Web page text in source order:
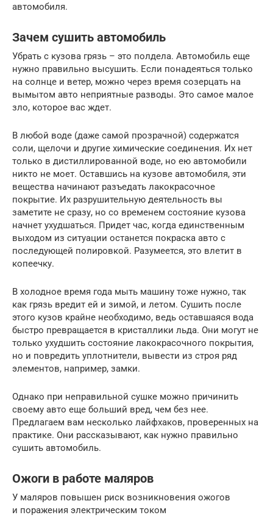
автомобиля.
Зачем сушить автомобиль
Убрать с кузова грязь – это полдела. Автомобиль еще
нужно правильно высушить. Если понадеяться только
на солнце и ветер, можно через время созерцать на
вымытом авто неприятные разводы. Это самое малое
зло, которое вас ждет.
В любой воде (даже самой прозрачной) содержатся
соли, щелочи и другие химические соединения. Их нет
только в дистиллированной воде, но ею автомобили
никто не моет. Оставшись на кузове автомобиля, эти
вещества начинают разъедать лакокрасочное
покрытие. Их разрушительную деятельность вы
заметите не сразу, но со временем состояние кузова
начнет ухудшаться. Придет час, когда единственным
выходом из ситуации останется покраска авто с
последующей полировкой. Разумеется, это влетит в
копеечку.
В холодное время года мыть машину тоже нужно, так
как грязь вредит ей и зимой, и летом. Сушить после
этого кузов крайне необходимо, ведь оставшаяся вода
быстро превращается в кристаллики льда. Они могут не
только ухудшить состояние лакокрасочного покрытия,
но и повредить уплотнители, вывести из строя ряд
элементов, например, замки.
Однако при неправильной сушке можно причинить
своему авто еще больший вред, чем без нее.
Предлагаем вам несколько лайфхаков, проверенных на
практике. Они рассказывают, как нужно правильно
сушить автомобиль.
Ожоги в работе маляров
У маляров повышен риск возникновения ожогов
и поражения электрическим током